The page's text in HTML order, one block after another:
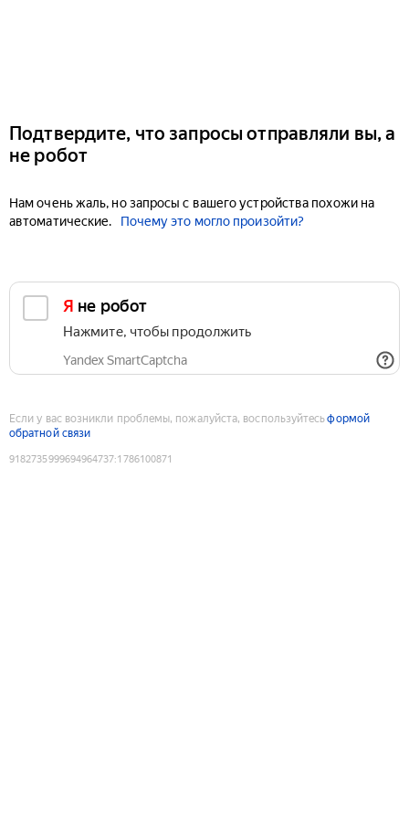
Подтвердите, что запросы отправляли вы, а
не робот
Нам очень жаль, но запросы с вашего устройства похожи на
автоматические.
Почему это могло произойти?
Я не робот
Нажмите, чтобы продолжить
Yandex SmartCaptcha
Если у вас возникли проблемы, пожалуйста, воспользуйтесьформой
обратной связи
9182735999694964737:1786100871